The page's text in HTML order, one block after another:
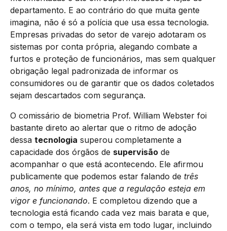
departamento. E ao contrário do que muita gente
imagina, não é só a polícia que usa essa tecnologia.
Empresas privadas do setor de varejo adotaram os
sistemas por conta própria, alegando combate a
furtos e proteção de funcionários, mas sem qualquer
obrigação legal padronizada de informar os
consumidores ou de garantir que os dados coletados
sejam descartados com segurança.
O comissário de biometria Prof. William Webster foi
bastante direto ao alertar que o ritmo de adoção
dessa tecnologia superou completamente a
capacidade dos órgãos de supervisão de
acompanhar o que está acontecendo. Ele afirmou
publicamente que podemos estar falando de três
anos, no mínimo, antes que a regulação esteja em
vigor e funcionando. E completou dizendo que a
tecnologia está ficando cada vez mais barata e que,
com o tempo, ela será vista em todo lugar, incluindo